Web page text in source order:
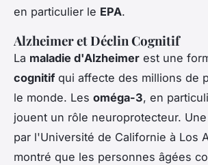
en particulier le EPA.
Alzheimer et Déclin Cognitif
La maladie d'Alzheimer est une
cognitifqui affecte des millions de
le monde. Les oméga-3, en
jouent un rôle neuroprotecteur. Une
par l'Université de Californie à Los
montré que les personnes âgées